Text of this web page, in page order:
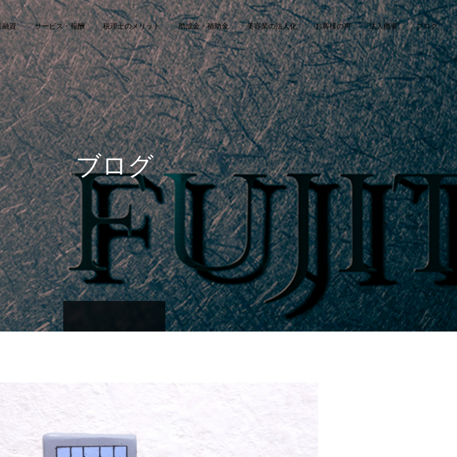
融資 サービス・報酬 税理士のメリット 助成金・補助金 美容業の法人化 お客様の声 法人概要 ブログ
ブログ